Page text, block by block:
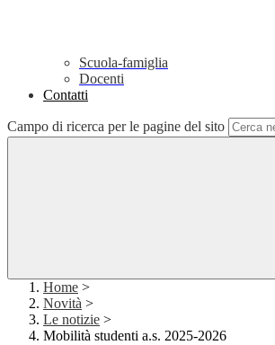
Scuola-famiglia
Docenti
Contatti
Campo di ricerca per le pagine del sito
Home >
Novità >
Le notizie >
Mobilità studenti a.s. 2025-2026